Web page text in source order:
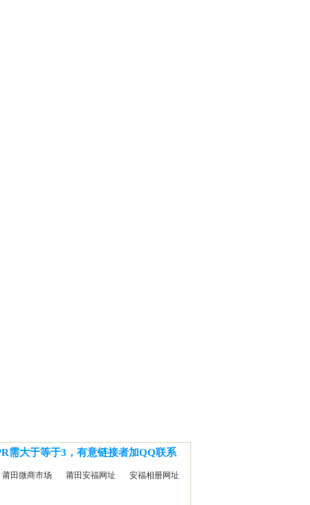
需大于等于3，有意链接者加QQ联系
莆田微商市场 莆田安福网址 安福相册网址